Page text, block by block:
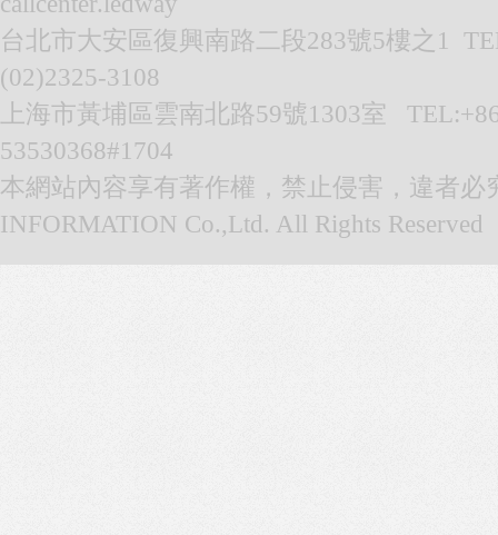
台北市大安區復興南路二段283號5樓之1
(02)2325-3108
上海市黃埔區雲南北路59號1303室
53530368#1704
本網站內容享有著作權，禁止侵害，違者必
INFORMATION Co.,Ltd. All Rights Reserved